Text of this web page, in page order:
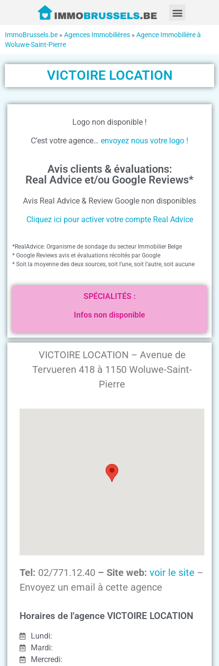
ImmoBrussels.be » Agences Immobilières » Agence Immobilière à
Woluwe-Saint-Pierre
VICTOIRE LOCATION
VICTOIRE LOCATION – Avenue de
Tervueren 418 à 1150 Woluwe-Saint-
Pierre
Tel: 02/771.12.40 – Site web: voir le site –
Envoyez un email à cette agence
Horaires de l'agence VICTOIRE LOCATION
Lundi:
Mardi:
Mercredi:
Logo non disponible !
C’est votre agence… envoyez nous votre logo !
Avis clients & évaluations:
Real Advice et/ou Google Reviews*
Avis Real Advice & Review Google non disponibles
Cliquez ici pour activer votre compte Real Advice
*RealAdvice: Organisme de sondage du secteur Immobilier Belge
* Google Reviews avis et évaluations récoltés par Google
* Soit la moyenne des deux sources, soit l’une, soit l’autre, soit aucune
SPÉCIALITÉS :
Infos non disponible